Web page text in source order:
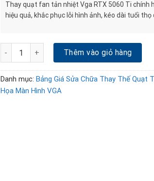
Thay quạt fan tản nhiệt Vga RTX 5060 Ti chính
hiệu quả, khắc phục lỗi hình ảnh, kéo dài tuổi thọ
Thay quạt fan tản nhiệt Vga RTX 5060 Ti số
Thêm vào giỏ hàng
Danh mục: Bảng Giá Sửa Chữa Thay Thế Quạt
Họa Màn Hình VGA